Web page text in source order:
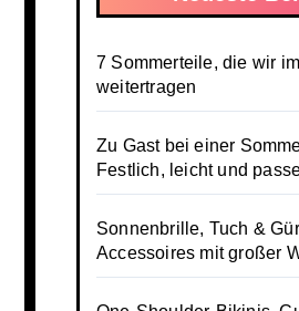
7 Sommerteile, die wir
weitertragen
Zu Gast bei einer
Festlich, leicht und
Sonnenbrille, Tuch &
Accessoires mit großer